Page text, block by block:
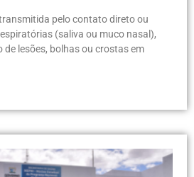
pelo contato direto ou
(saliva ou muco nasal),
lesões, bolhas ou crostas em